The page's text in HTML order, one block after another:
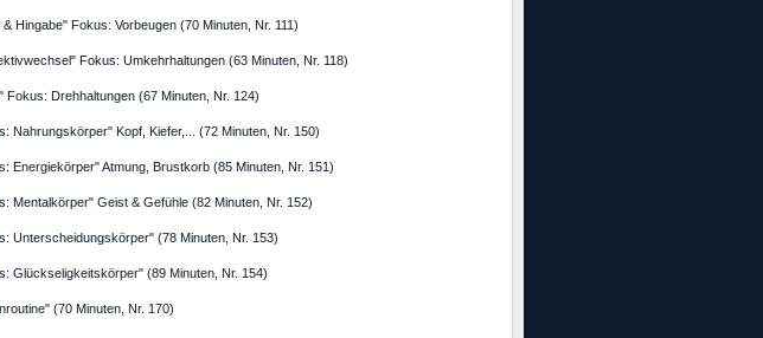
Hingabe" Fokus: Vorbeugen (70 Minuten, Nr. 111)
Fokus: Umkehrhaltungen (63 Minuten, Nr. 118)
Fokus: Drehhaltungen (67 Minuten, Nr. 124)
Nahrungskörper" Kopf, Kiefer,... (72 Minuten, Nr. 150)
Energiekörper" Atmung, Brustkorb (85 Minuten, Nr. 151)
Mentalkörper" Geist & Gefühle (82 Minuten, Nr. 152)
Unterscheidungskörper" (78 Minuten, Nr. 153)
Glückseligkeitskörper" (89 Minuten, Nr. 154)
(70 Minuten, Nr. 170)